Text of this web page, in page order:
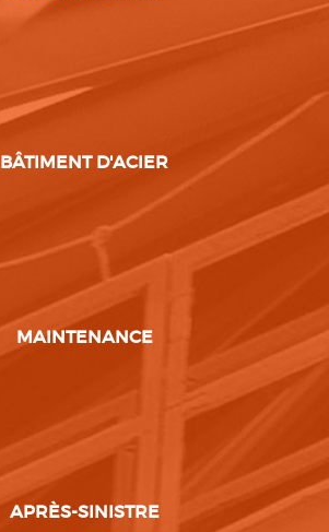
BÂTIMENT D'ACIER
MAINTENANCE
APRÈS-SINISTRE